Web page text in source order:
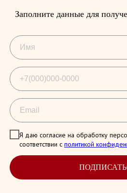
Заполните данные для
Я даю согласие на обработку
соответствии с политикой